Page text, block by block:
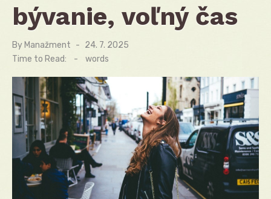
bývanie, voľný čas
By Manažment
Posted
on
24. 7. 2025
Time to Read:
- words